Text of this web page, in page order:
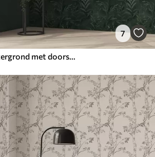
7
Donkergroene achtergrond met doorschijnende bladeren